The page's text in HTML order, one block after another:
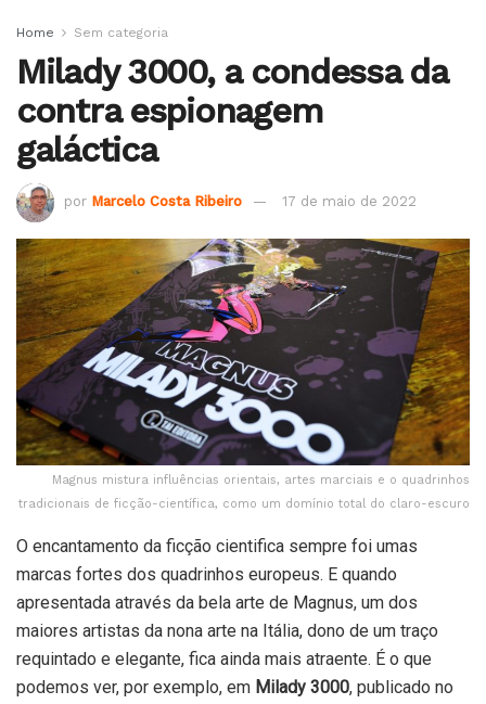
Home Sem categoria
Milady 3000, a condessa da
contra espionagem
galáctica
por Marcelo Costa Ribeiro 17 de maio de 2022
Magnus mistura influências orientais, artes marciais e o quadrinhos
tradicionais de ficção-científica, como um domínio total do claro-escuro
O encantamento da ficção cientifica sempre foi umas
marcas fortes dos quadrinhos europeus. E quando
apresentada através da bela arte de Magnus, um dos
maiores artistas da nona arte na Itália, dono de um traço
requintado e elegante, fica ainda mais atraente. É o que
podemos ver, por exemplo, em Milady 3000, publicado no